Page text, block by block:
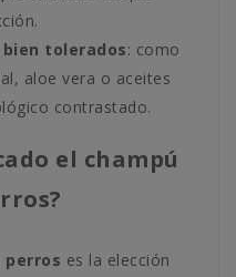
tolerados: como
aloe vera o aceites
contrastado.
el champú
perros es la elección